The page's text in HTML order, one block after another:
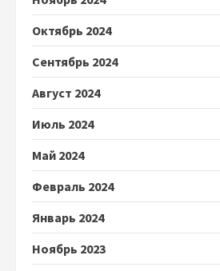
Октябрь 2024
Сентябрь 2024
Август 2024
Июль 2024
Май 2024
Февраль 2024
Январь 2024
Ноябрь 2023